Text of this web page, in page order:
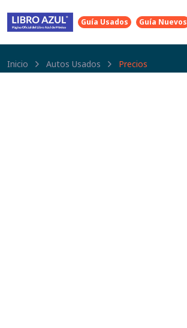
Guía Usados Guía Nuevos
Inicio Autos Usados Precios